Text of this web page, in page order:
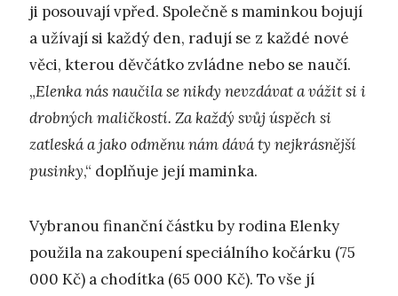
ji posouvají vpřed. Společně s maminkou bojují
a užívají si každý den, radují se z každé nové
věci, kterou děvčátko zvládne nebo se naučí.
„Elenka nás naučila se nikdy nevzdávat a vážit si i
drobných maličkostí. Za každý svůj úspěch si
zatleská a jako odměnu nám dává ty nejkrásnější
pusinky,“ doplňuje její maminka.
Vybranou finanční částku by rodina Elenky
použila na zakoupení speciálního kočárku (75
000 Kč) a chodítka (65 000 Kč). To vše jí